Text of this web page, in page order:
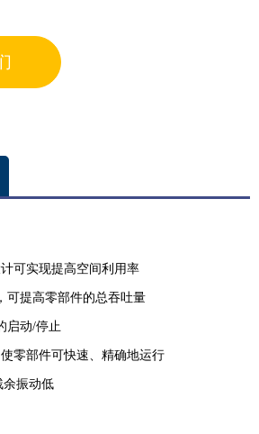
可实现提高空间利用率
可提高零部件的总吞吐量
启动/停止
零部件可快速、精确地运行
余振动低